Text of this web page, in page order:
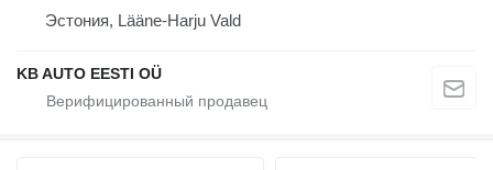
Эстония, Lääne-Harju Vald
KB AUTO EESTI OÜ